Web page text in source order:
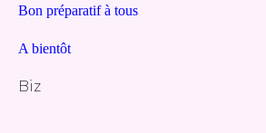
Bon préparatif à tous
A bientôt
Biz